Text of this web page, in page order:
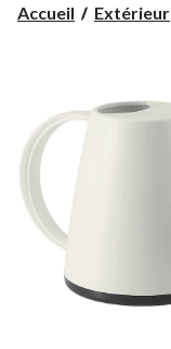
Accueil Extérieur